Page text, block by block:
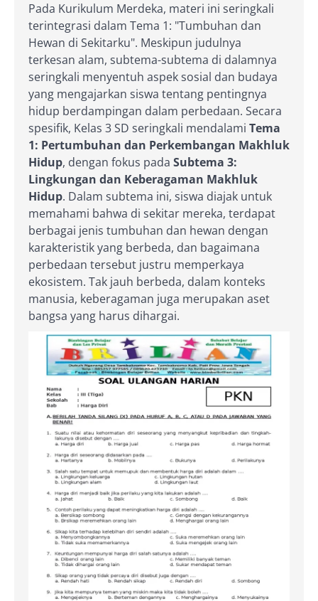
Pada Kurikulum Merdeka, materi ini seringkali
terintegrasi dalam Tema 1: "Tumbuhan dan
Hewan di Sekitarku". Meskipun judulnya
terkesan alam, subtema-subtema di dalamnya
seringkali menyentuh aspek sosial dan budaya
yang mengajarkan siswa tentang pentingnya
hidup berdampingan dalam perbedaan. Secara
spesifik, Kelas 3 SD seringkali mendalami Tema
1: Pertumbuhan dan Perkembangan Makhluk
Hidup, dengan fokus pada Subtema 3:
Lingkungan dan Keberagaman Makhluk
Hidup. Dalam subtema ini, siswa diajak untuk
memahami bahwa di sekitar mereka, terdapat
berbagai jenis tumbuhan dan hewan dengan
karakteristik yang berbeda, dan bagaimana
perbedaan tersebut justru memperkaya
ekosistem. Tak jauh berbeda, dalam konteks
manusia, keberagaman juga merupakan aset
bangsa yang harus dihargai.